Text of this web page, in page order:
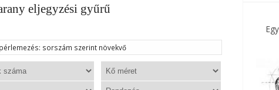
eljegyzési gyűrű
sorszám szerint növekvő